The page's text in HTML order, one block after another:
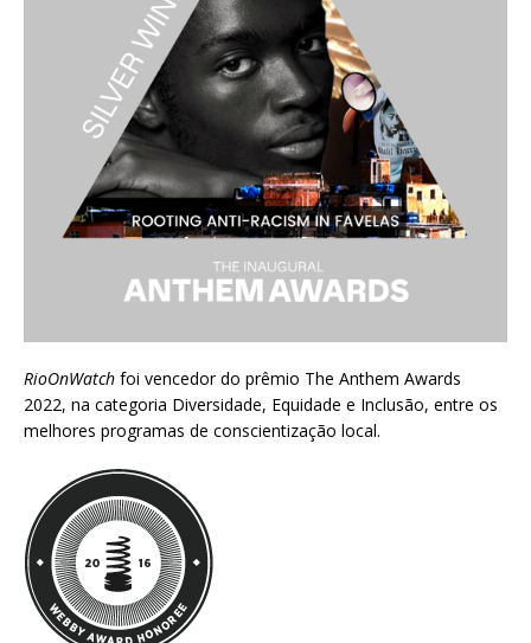
RioOnWatch foi vencedor do prêmio The Anthem Awards
2022, na categoria Diversidade, Equidade e Inclusão, entre os
melhores programas de conscientização local.